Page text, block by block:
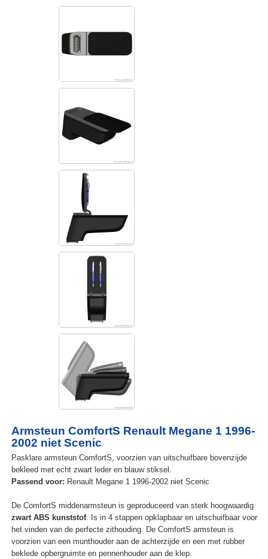
Armsteun ComfortS Renault Megane 1 1996-
2002 niet Scenic
Pasklare armsteun ComfortS, voorzien van uitschuifbare bovenzijde
bekleed met echt zwart leder en blauw stiksel.
Passend voor: Renault Megane 1 1996-2002 niet Scenic
De ComfortS middenarmsteun is geproduceerd van sterk hoogwaardig
zwart ABS kunststof. Is in 4 stappen opklapbaar en uitschuifbaar voor
het vinden van de perfecte zithouding. De ComfortS armsteun is
voorzien van een munthouder aan de achterzijde en een met rubber
beklede opbergruimte en pennenhouder aan de klep.